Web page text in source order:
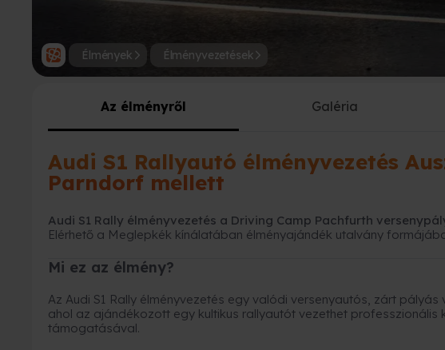
Élmények Élményvezetések
Az élményről Galéria
Audi S1 Rallyautó élményvezetés
Parndorf mellett
Audi S1 Rally élményvezetés a Driving Camp Pachfurth
Elérhető a Meglepkék kínálatában élményajándék utalvány
Mi ez az élmény?
Az Audi S1 Rally élményvezetés egy valódi versenyautós, zárt
ahol az ajándékozott egy kultikus rallyautót vezethet professzionális
támogatásával.